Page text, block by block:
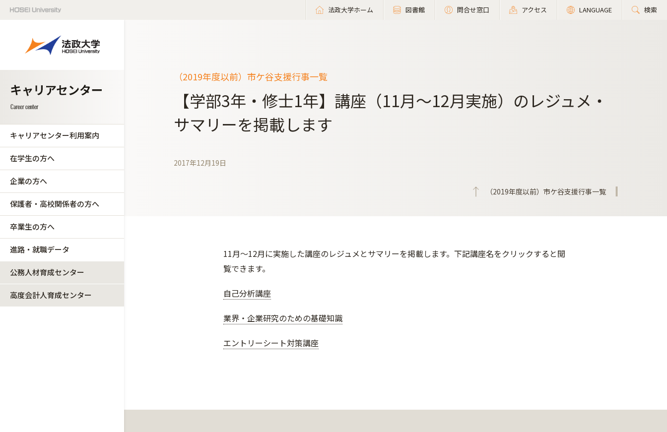
法政大学ホーム 図書館 問合せ窓口 アクセス LANGUAGE 検索
キャリアセンター利用案内
在学生の方へ
企業の方へ
保護者・高校関係者の方へ
卒業生の方へ
進路・就職データ
公務人材育成センター
高度会計人育成センター
（2019年度以前）市ケ谷支援行事一覧
【学部3年・修士1年】講座（11月～12月実施）のレジュメ・
サマリーを掲載します
2017年12月19日
（2019年度以前）市ケ谷支援行事一覧
11月～12月に実施した講座のレジュメとサマリーを掲載します。下記講座名をクリックすると閲
覧できます。
自己分析講座
業界・企業研究のための基礎知識
エントリーシート対策講座